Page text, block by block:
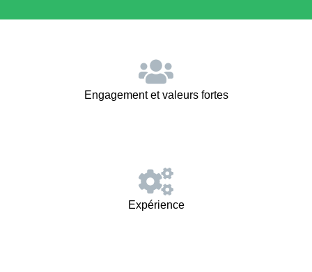
Engagement et valeurs fortes
Expérience